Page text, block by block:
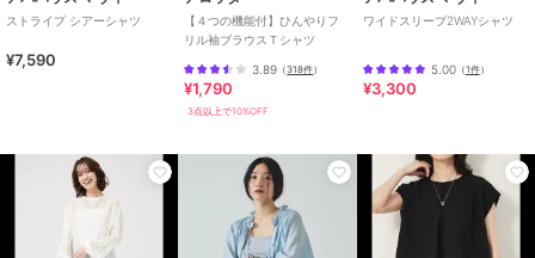
ストライプ シアーシャツ
¥7,590
【４つの機能付】ひんやりフ
リル袖ブラウスＴシャツ
3.89 （318件）
¥1,790
3点以上で10%OFF
ワイドスリーブ2WAYシャツ
5.00（1件）
¥3,300